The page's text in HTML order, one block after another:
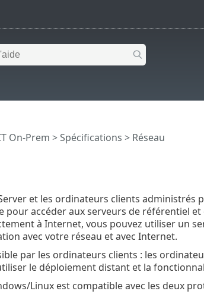
On-Prem >Spécifications > Réseau
et les ordinateurs clients administrés
accéder aux serveurs de référentiel et
à Internet, vous pouvez utiliser un
avec votre réseau et avec Internet.
par les ordinateurs clients : les
utiliser le déploiement distant et la
Linux est compatible avec les deux